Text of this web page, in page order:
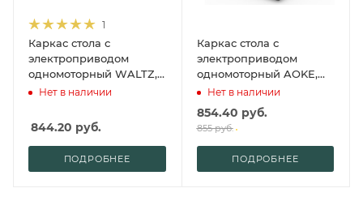
1
Каркас стола с
электроприводом
одномоторный WALTZ,
Fit Focus X-2, черный
Нет в наличии
844.20 руб.
ПОДРОБНЕЕ
Каркас стола с
электроприводом
одномоторный AOKE,
Well Desk Bar, черный
(AK1E-YZF3.BL)
Нет в наличии
854.40 руб.
855руб.
ПОДРОБНЕЕ